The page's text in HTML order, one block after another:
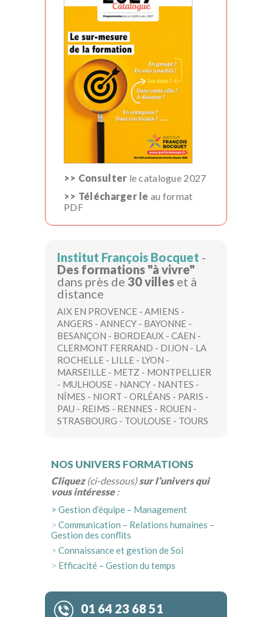
>> Consulter le catalogue 2027
>> Télécharger le au format
PDF
Institut François Bocquet -
Des formations "à vivre"
dans près de 30 villes et à
distance
AIX EN PROVENCE - AMIENS -
ANGERS - ANNECY - BAYONNE -
BESANÇON - BORDEAUX - CAEN -
CLERMONT FERRAND - DIJON - LA
ROCHELLE - LILLE - LYON -
MARSEILLE - METZ - MONTPELLIER
- MULHOUSE - NANCY - NANTES -
NÎMES - NIORT - ORLÉANS - PARIS -
PAU - REIMS - RENNES - ROUEN -
STRASBOURG - TOULOUSE - TOURS
NOS UNIVERS FORMATIONS
Cliquez (ci-dessous)sur l’universqui
vous intéresse:
> Gestion d’équipe – Management
> Communication – Relations humaines –
Gestion des conflits
> Connaissance et gestion de Soi
> Efficacité – Gestion du temps
01 64 23 68 51